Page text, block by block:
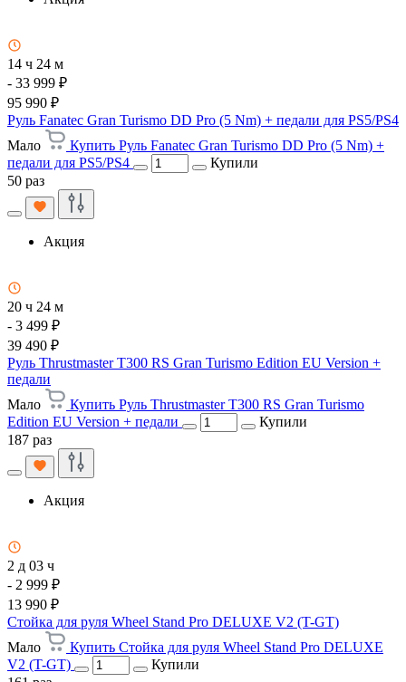
14 ч 24 м
- 33 999 ₽
95 990 ₽
Руль Fanatec Gran Turismo DD Pro (5 Nm) + педали для PS5/PS4
Мало
Купить Руль Fanatec Gran Turismo DD Pro (5 Nm) +
педали для PS5/PS4
Купили
50 раз
Акция
20 ч 24 м
- 3 499 ₽
39 490 ₽
Руль Thrustmaster T300 RS Gran Turismo Edition EU Version +
педали
Мало
Купить Руль Thrustmaster T300 RS Gran Turismo
Edition EU Version + педали
Купили
187 раз
Акция
2 д 03 ч
- 2 999 ₽
13 990 ₽
Стойка для руля Wheel Stand Pro DELUXE V2 (T-GT)
Мало
Купить Стойка для руля Wheel Stand Pro DELUXE
V2 (T-GT)
Купили